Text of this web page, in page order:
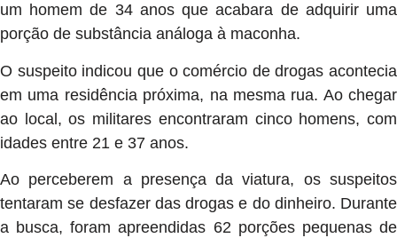
um homem de 34 anos que acabara de adquirir uma
porção de substância análoga à maconha.
O suspeito indicou que o comércio de drogas acontecia
em uma residência próxima, na mesma rua. Ao chegar
ao local, os militares encontraram cinco homens, com
idades entre 21 e 37 anos.
Ao perceberem a presença da viatura, os suspeitos
tentaram se desfazer das drogas e do dinheiro. Durante
a busca, foram apreendidas 62 porções pequenas de